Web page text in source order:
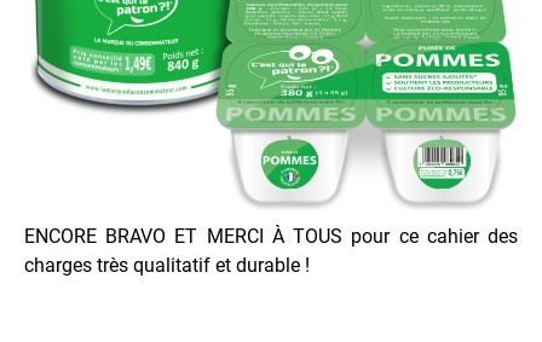
ENCORE BRAVO ET MERCI À TOUS pour ce cahier des
charges très qualitatif et durable !